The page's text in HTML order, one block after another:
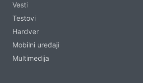
Vesti
Testovi
Hardver
Mobilni uređaji
Multimedija